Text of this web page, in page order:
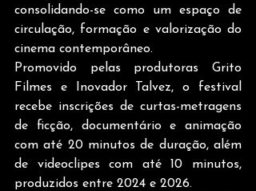
consolidando-se como um espaço de
circulação, formação e valorização do
cinema contemporâneo.
Promovido pelas produtoras Grito
Filmes e Inovador Talvez, o festival
recebe inscrições de curtas-metragens
de ficção, documentário e animação
com até 20 minutos de duração, além
de videoclipes com até 10 minutos,
produzidos entre 2024 e 2026.